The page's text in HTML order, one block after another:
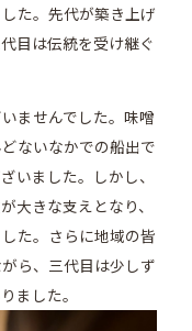
た。先代が築き上げ
目は伝統を受け継ぐ
ませんでした。味噌
ないなかでの船出で
いました。しかし、
大きな支えとなり、
た。さらに地域の皆
ら、三代目は少しず
ました。